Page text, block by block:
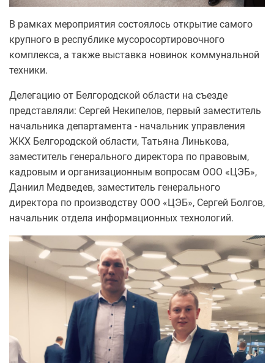
В рамках мероприятия состоялось открытие самого
крупного в республике мусоросортировочного
комплекса, а также выставка новинок коммунальной
техники.
Делегацию от Белгородской области на съезде
представляли: Сергей Некипелов, первый заместитель
начальника департамента - начальник управления
ЖКХ Белгородской области, Татьяна Линькова,
заместитель генерального директора по правовым,
кадровым и организационным вопросам ООО «ЦЭБ»,
Даниил Медведев, заместитель генерального
директора по производству ООО «ЦЭБ», Сергей Болгов,
начальник отдела информационных технологий.